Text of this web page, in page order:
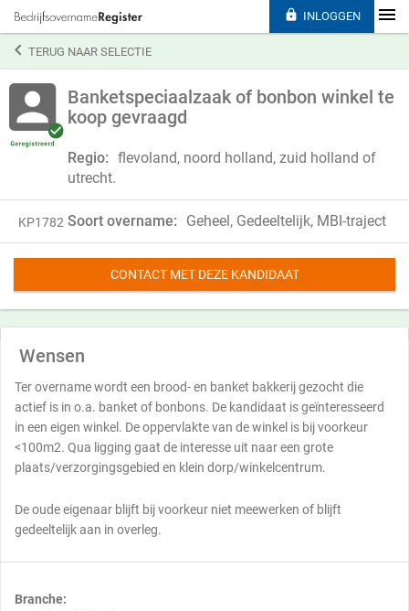
TERUG NAAR SELECTIE
Banketspeciaalzaak of bonbon winkel te
koop gevraagd
Regio: flevoland, noord holland, zuid holland of
utrecht.
KP1782 Soort overname: Geheel, Gedeeltelijk, MBI-traject
CONTACT MET DEZE KANDIDAAT
Wensen
Ter overname wordt een brood- en banket bakkerij gezocht die
actief is in o.a. banket of bonbons. De kandidaat is geïnteresseerd
in een eigen winkel. De oppervlakte van de winkel is bij voorkeur
<100m2. Qua ligging gaat de interesse uit naar een grote
plaats/verzorgingsgebied en klein dorp/winkelcentrum.
De oude eigenaar blijft bij voorkeur niet meewerken of blijft
gedeeltelijk aan in overleg.
Branche:
 INLOGGEN